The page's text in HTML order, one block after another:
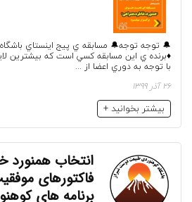
🔔 توجه توجه🔔 مسابقه ي پيج اينستاي
♦️برنده ي اين مسابقه كسي است كه بيشترين
با توجه به دوري اعضا از ...
26 آذر 1399
بیشتر بخوانید +
انتخاب همنورد
فاکتورهای
برنامه های